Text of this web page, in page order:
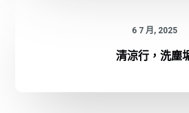
6 7 月, 2025
清涼行，洗塵